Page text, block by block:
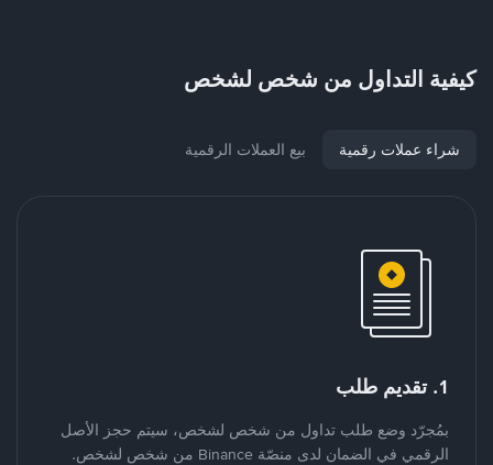
كيفية التداول من شخص لشخص
شراء عملات رقمية بيع العملات الرقمية
1. تقديم طلب
بمُجرّد وضع طلب تداول من شخص لشخص، سيتم حجز الأصل
الرقمي في الضمان لدى منصّة Binance من شخص لشخص.